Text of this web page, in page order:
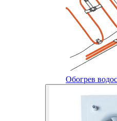
Обогрев